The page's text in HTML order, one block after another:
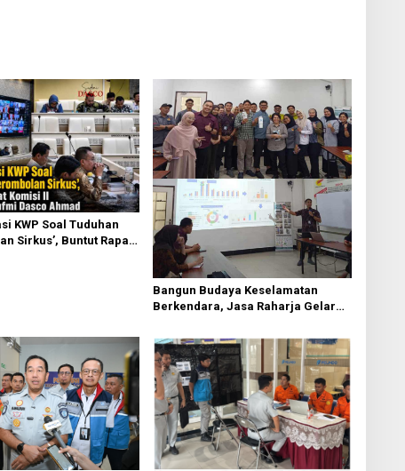
KWP Soal Tuduhan
Sirkus’, Buntut Rapat
Bangun Budaya Keselamatan
Berkendara, Jasa Raharja Gelar
Medan Industri